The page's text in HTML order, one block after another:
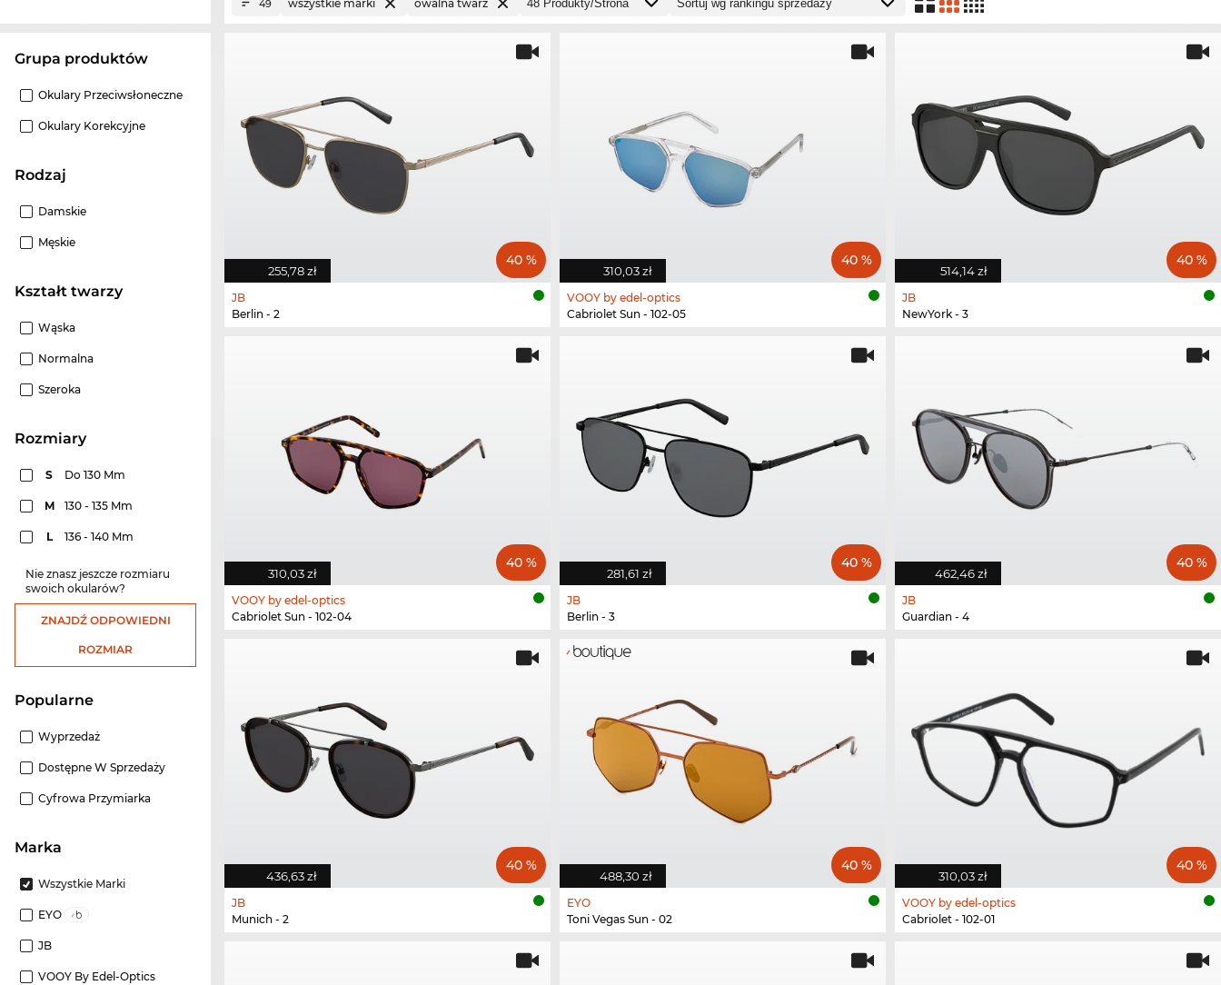
grupa produktów
Okulary Przeciwsłoneczne
Okulary Korekcyjne
Rodzaj
Damskie
Męskie
Kształt twarzy
Wąska
Normalna
Szeroka
rozmiary
S Do 130 Mm
M 130 - 135 Mm
L 136 - 140 Mm
Nie znasz jeszcze rozmiaru
swoich okularów?
ZNAJDŹ ODPOWIEDNI
ROZMIAR
Popularne
Wyprzedaż
Dostępne W Sprzedaży
Cyfrowa Przymiarka
Marka
Wszystkie Marki
EYO
JB
VOOY By Edel-Optics
49 wszystkie marki owalna twarz
255,78 zł
40 %
JB
Berlin - 2
310,03 zł
40 %
VOOY by edel-optics
Cabriolet Sun - 102-05
514,14 zł
40 %
JB
NewYork - 3
310,03 zł
40 %
VOOY by edel-optics
Cabriolet Sun - 102-04
281,61 zł
40 %
JB
Berlin - 3
462,46 zł
40 %
JB
Guardian - 4
436,63 zł
40 %
JB
Munich - 2
488,30 zł
40 %
EYO
Toni Vegas Sun - 02
310,03 zł
40 %
VOOY by edel-optics
Cabriolet - 102-01